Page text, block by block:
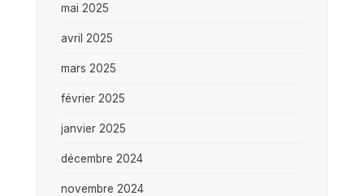
mai 2025
avril 2025
mars 2025
février 2025
janvier 2025
décembre 2024
novembre 2024